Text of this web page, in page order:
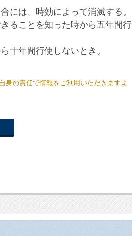
は、時効によって消滅する。
ることを知った時から五年間行
十年間行使しないとき。
の責任で情報をご利用いただきますよ